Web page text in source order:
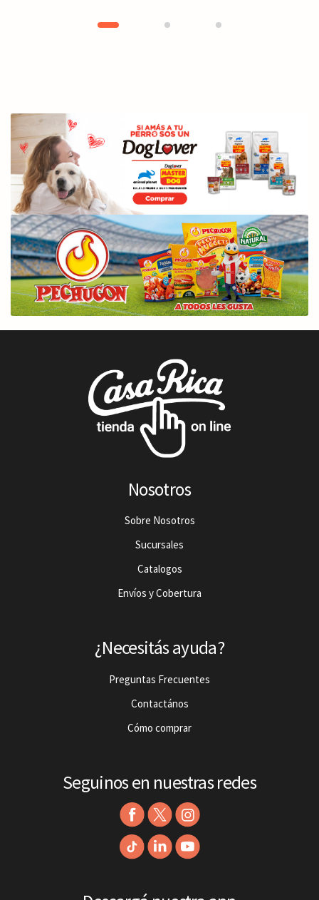
Nosotros
Sobre Nosotros
Sucursales
Catalogos
Envíos y Cobertura
¿Necesitás ayuda?
Preguntas Frecuentes
Contactános
Cómo comprar
Seguinos en nuestras redes